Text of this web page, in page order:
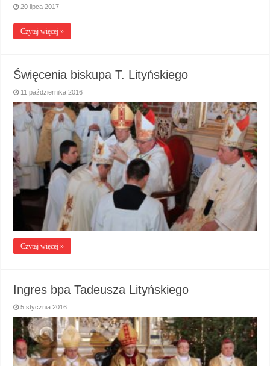
20 lipca 2017
Czytaj więcej »
Święcenia biskupa T. Lityńskiego
11 października 2016
Czytaj więcej »
Ingres bpa Tadeusza Lityńskiego
5 stycznia 2016